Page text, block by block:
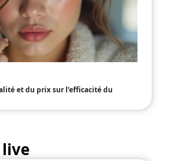
et du prix sur l’efficacité du